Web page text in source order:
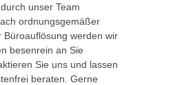
unser Team
ordnungsgemäßer
Büroauflösung werden wir
besenrein an Sie
Sie uns und lassen
beraten. Gerne